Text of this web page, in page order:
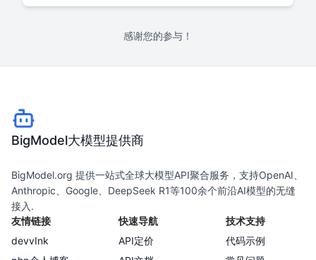
感谢您的参与！
BigModel大模型提供商
BigModel.org 提供一站式全球大模型API聚合服务，支持OpenAI、
Anthropic、Google、DeepSeek R1等100余个前沿AI模型的无缝
接入.
友情链接
devvInk
快速导航
API定价
技术支持
代码示例